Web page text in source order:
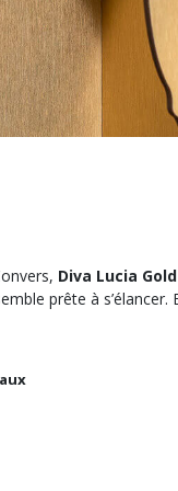
Diva Lucia Gold
prête à